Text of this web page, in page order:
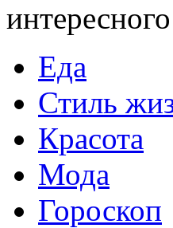
Еда
Стиль
Красота
Мода
Гороскоп